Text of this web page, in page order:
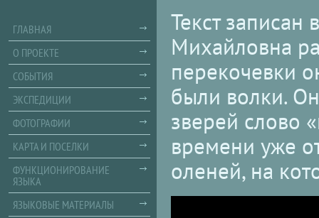
Текст записан
Михайловна
перекочевки
были волки.
зверей слово
времени уже
оленей, на
ГЛАВНАЯ
О ПРОЕКТЕ
СОБЫТИЯ
ЭКСПЕДИЦИИ
ФОТОГРАФИИ
КАРТА И ПОСЕЛКИ
ФУНКЦИОНИРОВАНИЕ
ЯЗЫКА
ЯЗЫКОВЫЕ МАТЕРИАЛЫ